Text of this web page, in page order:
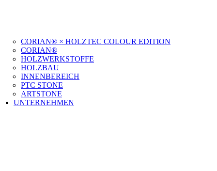
CORIAN® × HOLZTEC COLOUR EDITION
CORIAN®
HOLZWERKSTOFFE
HOLZBAU
INNENBEREICH
PTC STONE
ARTSTONE
UNTERNEHMEN